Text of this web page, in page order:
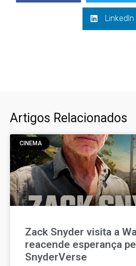
LinkedIn
Artigos Relacionados
CINEMA
Zack Snyder visita a
reacende esperança
SnyderVerse